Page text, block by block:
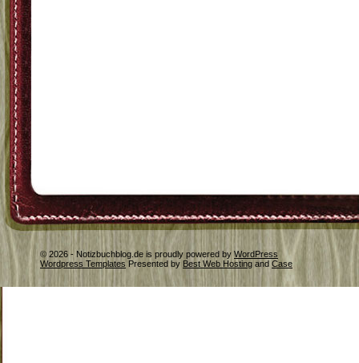
© 2026 - Notizbuchblog.de is proudly powered by WordPress
Wordpress Templates Presented by Best Web Hosting and Case